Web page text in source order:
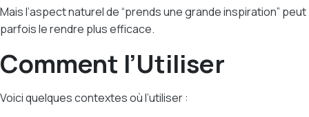
Mais l’aspect naturel de “prends une grande inspiration” peut
parfois le rendre plus efficace.
Comment l’Utiliser
Voici quelques contextes où l’utiliser :